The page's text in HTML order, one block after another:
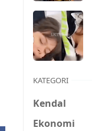
KATEGORI
Kendal
Ekonomi